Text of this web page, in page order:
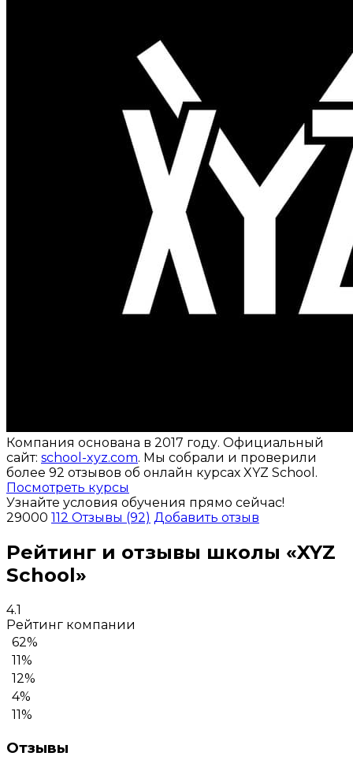
Компания основана в 2017 году. Официальный
сайт: school-xyz.com. Мы собрали и проверили
более 92 отзывов об онлайн курсах XYZ School.
Посмотреть курсы
Узнайте условия обучения прямо сейчас!
29000 112 Отзывы (92) Добавить отзыв
Рейтинг и отзывы школы «XYZ
School»
4.1
Рейтинг компании
62%
11%
12%
4%
11%
Отзывы